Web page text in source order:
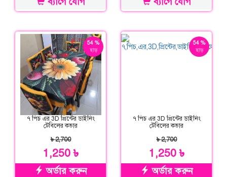
54 %
ছাড়
৭ পিচ এর 3D প্রিন্টের ডাইনিং
টেবিলের কভার
৳ 2,700
1,250 ৳
অর্ডার করুন
54 %
ছাড়
৭ পিচ এর 3D প্রিন্টের ডাইনিং
টেবিলের কভার
৳ 2,700
1,250 ৳
অর্ডার করুন